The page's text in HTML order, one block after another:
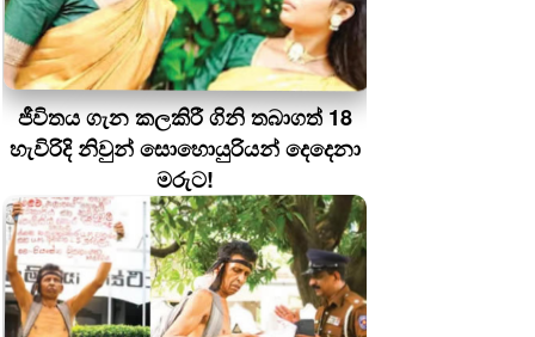
ජීවිතය ගැන කලකිරී ගිනි තබාගත් 18
හැවිරිදි නිවුන් සොහොයුරියන් දෙදෙනා
මරුට!